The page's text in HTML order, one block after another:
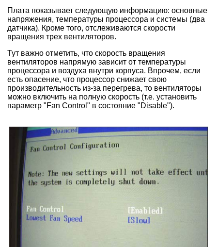
Плата показывает следующую информацию: основные
напряжения, температуры процессора и системы (два
датчика). Кроме того, отслеживаются скорости
вращения трех вентиляторов.
Тут важно отметить, что скорость вращения
вентиляторов напрямую зависит от температуры
процессора и воздуха внутри корпуса. Впрочем, если
есть опасение, что процессор снижает свою
производительность из-за перегрева, то вентиляторы
можно включить на полную скорость (т.е. установить
параметр "Fan Control" в состояние "Disable").